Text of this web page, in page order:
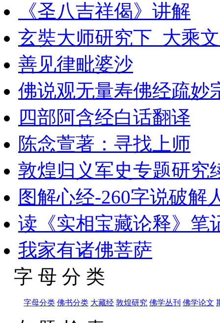
《圣八吉祥偈》讲解
玄奘大师研究下_大乘
善见律毗婆沙
佛说观无量寿佛经疏妙
四部阿含经白话翻译
陈念萱著：寻找上师
敦煌归义军史专题研究
图解心经-260字说破解
读《实相宝藏论释》
我家有诸佛菩萨
字 母 分 类
字母分类 佛书分类 大藏经 敦煌研究 佛学丛刊 佛学论文